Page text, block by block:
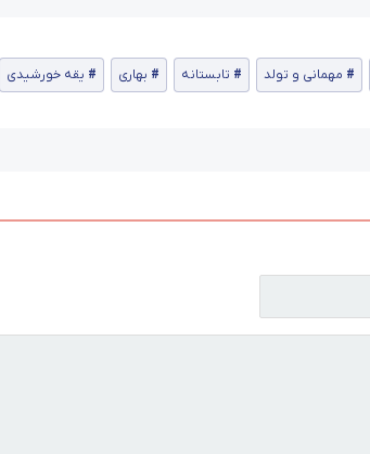
مهمانی و تولد تابستانه بهاری یقه خورشیدی